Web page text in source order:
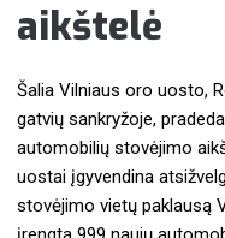
aikštelė
Šalia Vilniaus oro uosto,
gatvių sankryžoje,
automobilių stovėjimo
uostai įgyvendina
stovėjimo vietų paklausą